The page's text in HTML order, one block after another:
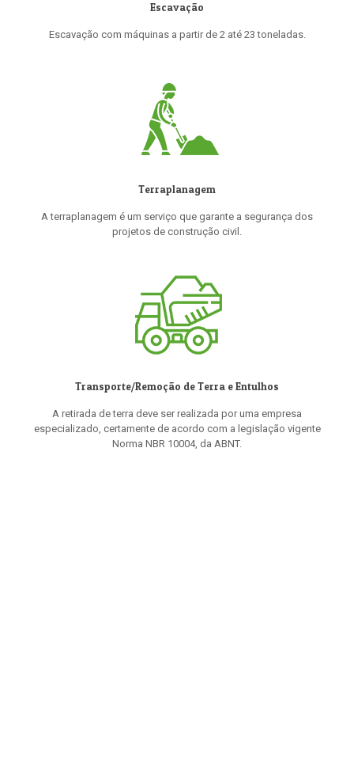
Escavação
Escavação com máquinas a partir de 2 até 23 toneladas.
Terraplanagem
A terraplanagem é um serviço que garante a segurança dos
projetos de construção civil.
Transporte/Remoção de Terra e Entulhos
A retirada de terra deve ser realizada por uma empresa
especializado, certamente de acordo com a legislação vigente
Norma NBR 10004, da ABNT.